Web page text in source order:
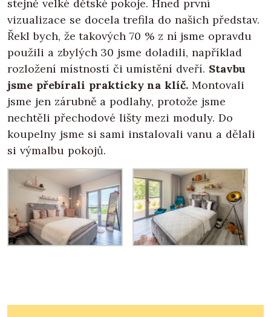
stejně velké dětské pokoje. Hned první
vizualizace se docela trefila do našich představ.
Řekl bych, že takových 70 % z ní jsme opravdu
použili a zbylých 30 jsme doladili, například
rozložení místností či umístění dveří. Stavbu
jsme přebírali prakticky na klíč. Montovali
jsme jen zárubně a podlahy, protože jsme
nechtěli přechodové lišty mezi moduly. Do
koupelny jsme si sami instalovali vanu a dělali
si výmalbu pokojů.